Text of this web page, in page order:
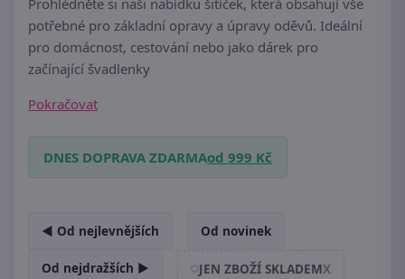
Prohlédněte si naši nabídku šitíček, která obsahují vše
potřebné pro základní opravy a úpravy oděvů. Ideální
pro domácnost, cestování nebo jako dárek pro
začínající švadlenky
Pokračovat
DNES DOPRAVA ZDARMAod 999 Kč
◄ Od nejlevnějších Od novinek
Od nejdražších ► JEN ZBOŽÍ SKLADEMX